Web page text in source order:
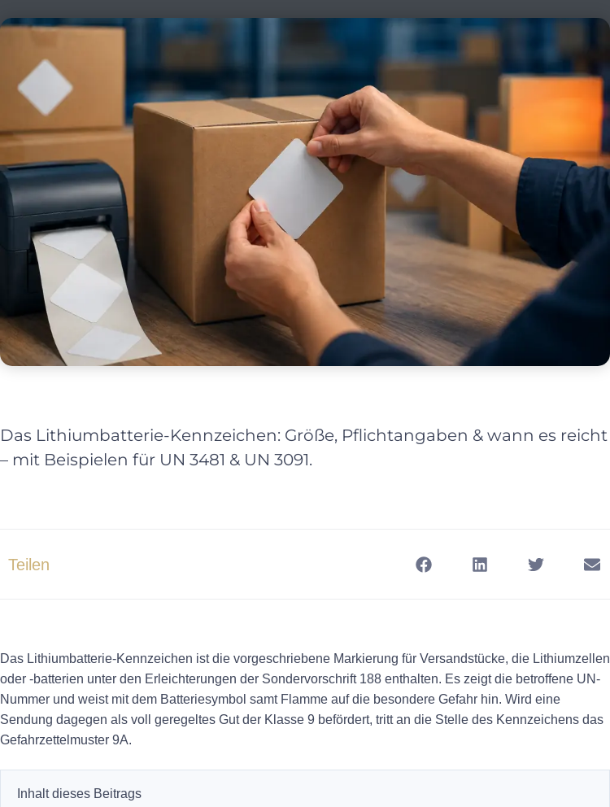
Das Lithiumbatterie-Kennzeichen: Größe, Pflichtangaben & wann es reicht
– mit Beispielen für UN 3481 & UN 3091.
Teilen
Das Lithiumbatterie-Kennzeichen ist die vorgeschriebene Markierung für Versandstücke, die Lithiumzellen
oder -batterien unter den Erleichterungen der Sondervorschrift 188 enthalten. Es zeigt die betroffene UN-
Nummer und weist mit dem Batteriesymbol samt Flamme auf die besondere Gefahr hin. Wird eine
Sendung dagegen als voll geregeltes Gut der Klasse 9 befördert, tritt an die Stelle des Kennzeichens das
Gefahrzettelmuster 9A.
Inhalt dieses Beitrags